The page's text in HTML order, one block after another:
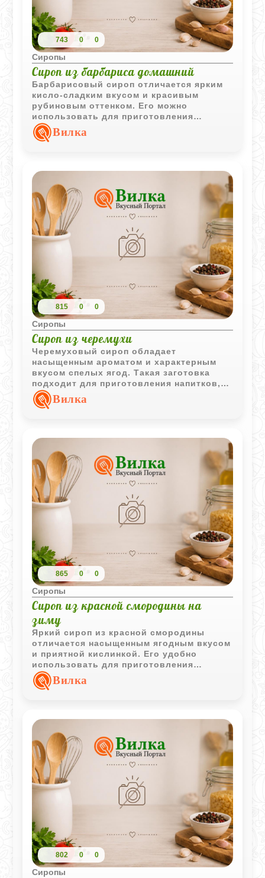
743 0 0
Сиропы
Сироп из барбариса домашний
Барбарисовый сироп отличается ярким
кисло-сладким вкусом и красивым
рубиновым оттенком. Его можно
использовать для приготовления
напитков, десертов и различных сладких
блюд.Вилка
815 0 0
Сиропы
Сироп из черемухи
Черемуховый сироп обладает
насыщенным ароматом и характерным
вкусом спелых ягод. Такая заготовка
подходит для приготовления напитков,
десертов и домашней выпечки.
Вилка
865 0 0
Сиропы
Сироп из красной смородины на
зиму
Яркий сироп из красной смородины
отличается насыщенным ягодным вкусом
и приятной кислинкой. Его удобно
использовать для приготовления
напитков, десертов и сладких соусов.
Вилка
802 0 0
Сиропы